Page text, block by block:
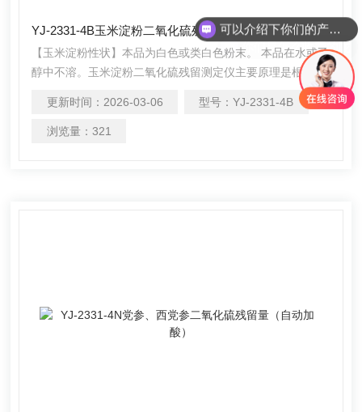
YJ-2331-4B玉米淀粉二氧化硫残留测定仪
【玉米淀粉性状】本品为白色或类白色粉末。 本品在水或乙
醇中不溶。玉米淀粉二氧化硫残留测定仪主要原理是根据药
典中所提供的检测方法，将玉米淀粉以蒸馏法进行处理，样
品中的亚硫酸盐系列物质加酸处理后转化为二氧化硫后，随
氮气流带入到含有双氧水的吸收瓶中，双氧水将其氧化为硫
更新时间： 2026-03-06 型号：YJ-2331-4B
浏览量： 321
你们是怎么收费的呢